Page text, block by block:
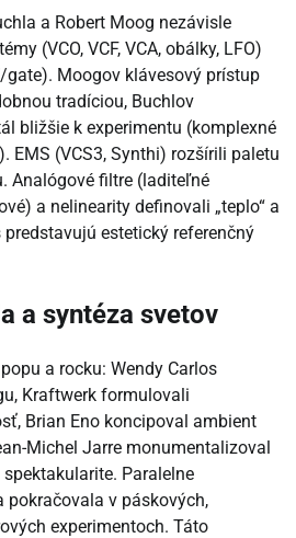
a Robert Moog nezávisle
(VCO, VCF, VCA, obálky, LFO)
Moogov klávesový prístup
tradíciou, Buchlov
bližšie k experimentu (komplexné
EMS (VCS3, Synthi) rozšírili paletu
Analógové filtre (laditeľné
a nelinearity definovali „teplo“ a
estetický referenčný
a syntéza svetov
a rocku: Wendy Carlos
Kraftwerk formulovali
Brian Eno koncipoval ambient
Michel Jarre monumentalizoval
Paralelne
pokračovala v páskových,
experimentoch. Táto